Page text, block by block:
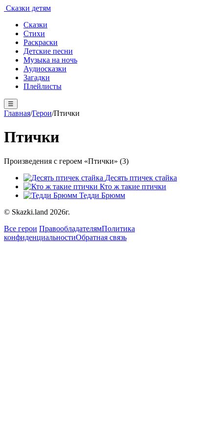
Сказки детям
Сказки
Стихи
Раскраски
Детские песни
Музыка на ночь
Аудиосказки
Загадки
Плейлисты
☰
Главная/Герои/Птички
Птички
Произведения с героем «Птички» (3)
Десять птичек стайка
Кто ж такие птички
Тедди Брюмм
© Skazki.land 2026г.
Все герои ПравообладателямПолитика
конфиденциальностиОбратная связь